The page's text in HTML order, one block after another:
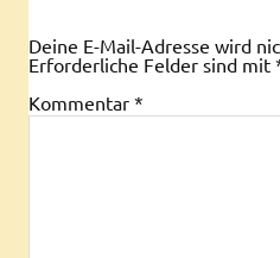
Deine E-Mail-Adresse wird
Erforderliche Felder sind mit
Kommentar *